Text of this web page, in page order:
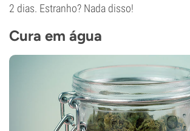
2 dias. Estranho? Nada disso!
Cura em água